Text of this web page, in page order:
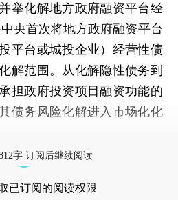
举化解地方政府融资平台经
央首次将地方政府融资平台
平台或城投企业）经营性债
解范围。从化解隐性债务到
担政府投资项目融资功能的
债务风险化解进入市场化化
字 订阅后继续阅读
已订阅的阅读权限